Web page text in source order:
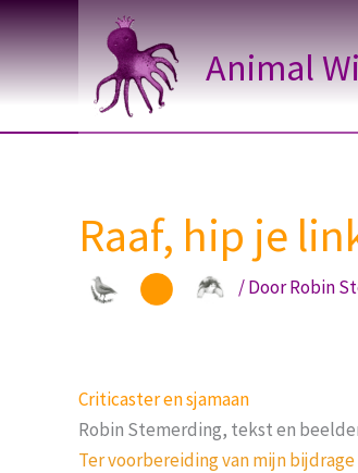
Ga
naar
de
Animal
Raaf, hip je
/ DoorRobin
Criticaster en sjamaan
Robin Stemerding, tekst en
Ter voorbereiding van mijn